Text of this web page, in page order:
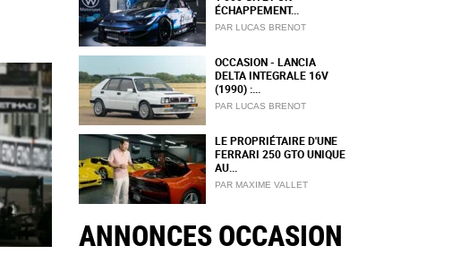
ÉCHAPPEMENT...
PAR LUCAS BRENOT
OCCASION - LANCIA
DELTA INTEGRALE 16V
(1990) :...
PAR LUCAS BRENOT
LE PROPRIÉTAIRE D'UNE
FERRARI 250 GTO UNIQUE
AU...
PAR MAXIME VALLET
ANNONCES OCCASION